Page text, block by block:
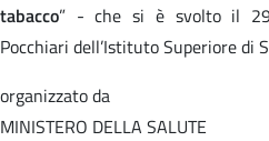
tabacco” - che si è svolto il 29
Pocchiari dell’Istituto Superiore di
organizzato da
MINISTERO DELLA SALUTE